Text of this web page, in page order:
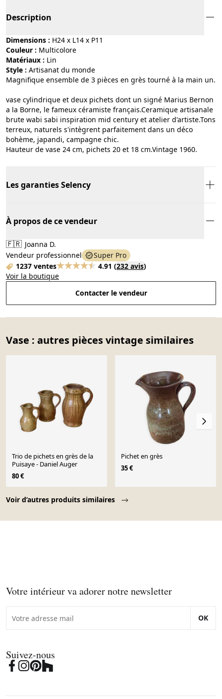
Description
Dimensions : H24 x L14 x P11
Couleur :
multicolore
Matériaux :
lin
Style :
artisanat du monde
Magnifique ensemble de 3 pièces en grès tourné à la main un.
vase cylindrique et deux pichets dont un signé Marius Bernon
a la Borne, le fameux céramiste français.Ceramique artisanale
brute wabi sabi inspiration mid century et atelier d'artiste.Tons
terreux, naturels s'intègrent parfaitement dans un déco
bohème, japandi, campagne chic.
Hauteur de vase 24 cm, pichets 20 et 18 cm.Vintage 1960.
Les garanties Selency
À propos de ce vendeur
🇫🇷 Joanna D.
Vendeur professionnel
Super Pro
1237 ventes
4.91 (232 avis)
Voir la boutique
Contacter le vendeur
Vase : autres pièces vintage similaires
Voir d’autres produits similaires
Trio de pichets en grès de la
Puisaye - Daniel Auger
80 €
Pichet en grès
35 €
Votre intérieur va adorer notre newsletter
OK
Suivez-nous